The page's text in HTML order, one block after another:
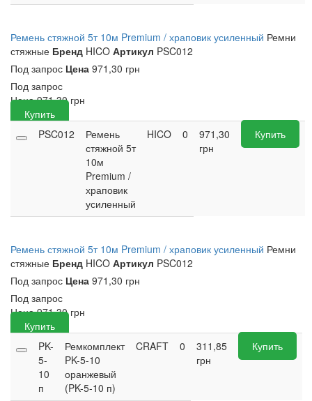
Ремень стяжной 5т 10м Premium / храповик усиленный Ремни
стяжные Бренд HICO Артикул PSC012
Под запрос Цена 971,30 грн
Под запрос
Цена 971,30грн
Купить
PSC012
Ремень
стяжной 5т
10м
Premium /
храповик
усиленный
HICO 0
971,30
грн
Купить
Ремень стяжной 5т 10м Premium / храповик усиленный Ремни
стяжные Бренд HICO Артикул PSC012
Под запрос Цена 971,30 грн
Под запрос
Цена 971,30грн
Купить
PK-
5-
10
п
Ремкомплект
PK-5-10
оранжевый
(PK-5-10 п)
CRAFT 0
311,85
грн
Купить